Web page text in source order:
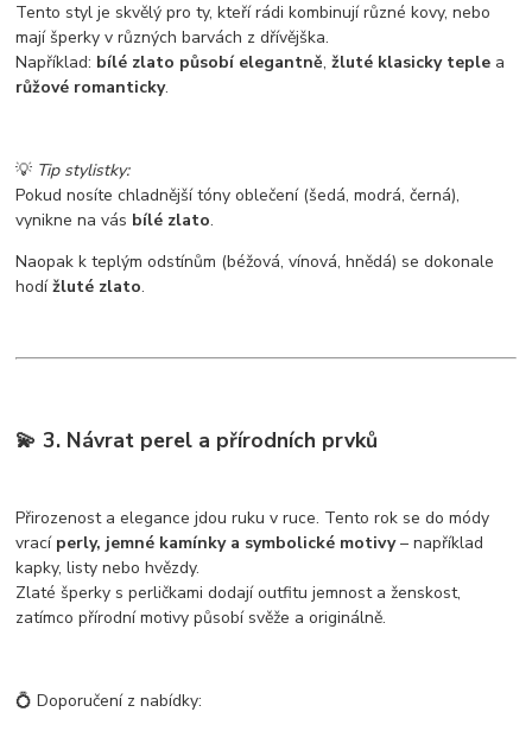
Tento styl je skvělý pro ty, kteří rádi kombinují různé kovy, nebo
mají šperky v různých barvách z dřívějška.
Například: bílé zlato působí elegantně,žluté klasicky teple a
růžové romanticky.
💡 Tip stylistky:
Pokud nosíte chladnější tóny oblečení (šedá, modrá, černá),
vynikne na vás bílé zlato.
Naopak k teplým odstínům (béžová, vínová, hnědá) se dokonale
hodížluté zlato.
💫 3. Návrat perel a přírodních prvků
Přirozenost a elegance jdou ruku v ruce. Tento rok se do módy
vrací perly, jemné kamínky a symbolické motivy– například
kapky, listy nebo hvězdy.
Zlaté šperky s perličkami dodají outfitu jemnost a ženskost,
zatímco přírodní motivy působí svěže a originálně.
💍 Doporučení z nabídky: